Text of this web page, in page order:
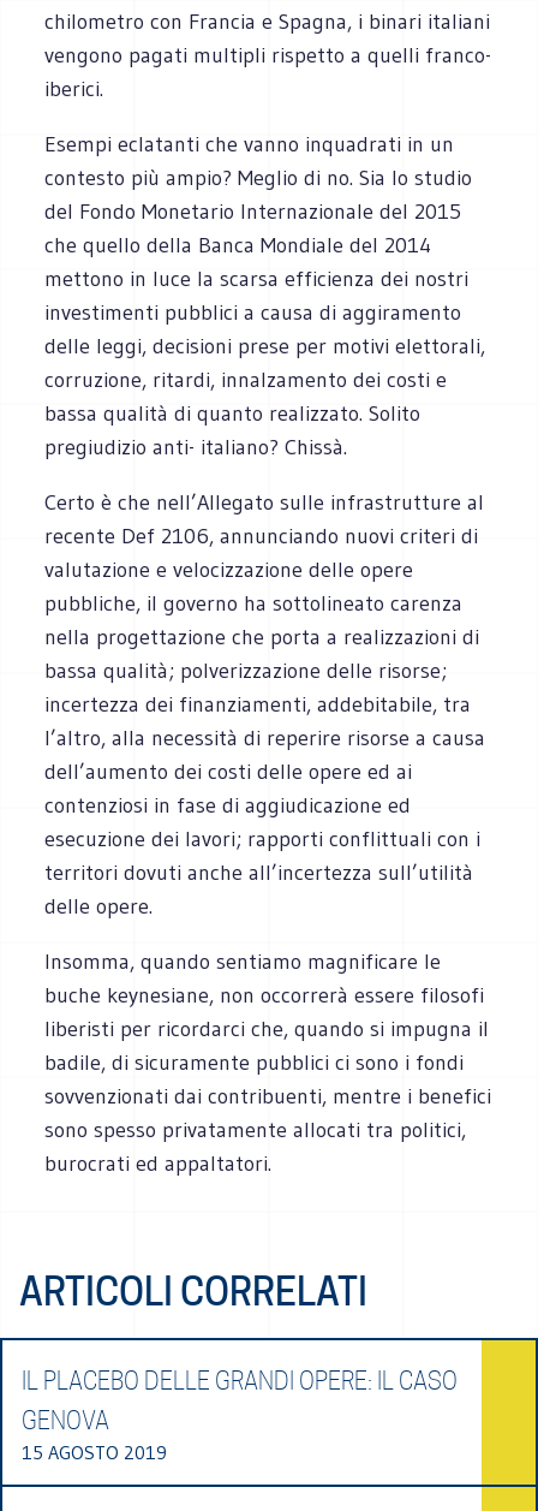
chilometro con Francia e Spagna, i binari italiani
vengono pagati multipli rispetto a quelli franco-
iberici.
Esempi eclatanti che vanno inquadrati in un
contesto più ampio? Meglio di no. Sia lo studio
del Fondo Monetario Internazionale del 2015
che quello della Banca Mondiale del 2014
mettono in luce la scarsa efficienza dei nostri
investimenti pubblici a causa di aggiramento
delle leggi, decisioni prese per motivi elettorali,
corruzione, ritardi, innalzamento dei costi e
bassa qualità di quanto realizzato. Solito
pregiudizio anti- italiano? Chissà.
Certo è che nell’Allegato sulle infrastrutture al
recente Def 2106, annunciando nuovi criteri di
valutazione e velocizzazione delle opere
pubbliche, il governo ha sottolineato carenza
nella progettazione che porta a realizzazioni di
bassa qualità; polverizzazione delle risorse;
incertezza dei finanziamenti, addebitabile, tra
l’altro, alla necessità di reperire risorse a causa
dell’aumento dei costi delle opere ed ai
contenziosi in fase di aggiudicazione ed
esecuzione dei lavori; rapporti conflittuali con i
territori dovuti anche all’incertezza sull’utilità
delle opere.
Insomma, quando sentiamo magnificare le
buche keynesiane, non occorrerà essere filosofi
liberisti per ricordarci che, quando si impugna il
badile, di sicuramente pubblici ci sono i fondi
sovvenzionati dai contribuenti, mentre i benefici
sono spesso privatamente allocati tra politici,
burocrati ed appaltatori.
ARTICOLI CORRELATI
IL PLACEBO DELLE GRANDI OPERE: IL CASO
GENOVA
15 AGOSTO 2019